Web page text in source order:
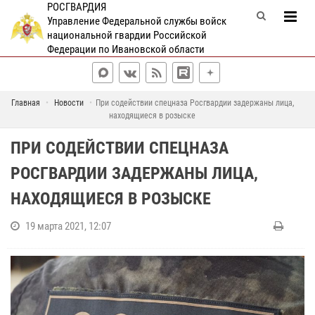
РОСГВАРДИЯ
Управление Федеральной службы войск
национальной гвардии Российской
Федерации по Ивановской области
Главная Новости
При содействии спецназа Росгвардии задержаны лица,
находящиеся в розыске
ПРИ СОДЕЙСТВИИ СПЕЦНАЗА
РОСГВАРДИИ ЗАДЕРЖАНЫ ЛИЦА,
НАХОДЯЩИЕСЯ В РОЗЫСКЕ
19 марта 2021, 12:07